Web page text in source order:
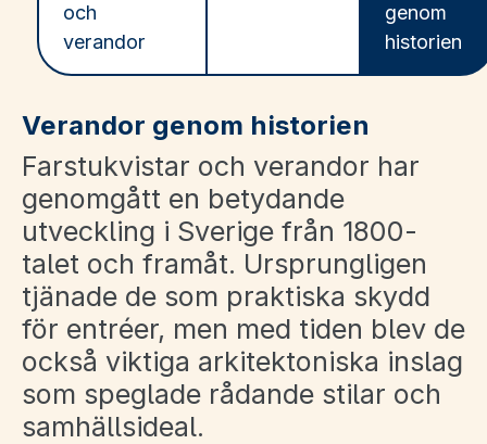
och
verandor
genom
historien
Verandor genom historien
Farstukvistar och verandor har
genomgått en betydande
utveckling i Sverige från 1800-
talet och framåt. Ursprungligen
tjänade de som praktiska skydd
för entréer, men med tiden blev de
också viktiga arkitektoniska inslag
som speglade rådande stilar och
samhällsideal.